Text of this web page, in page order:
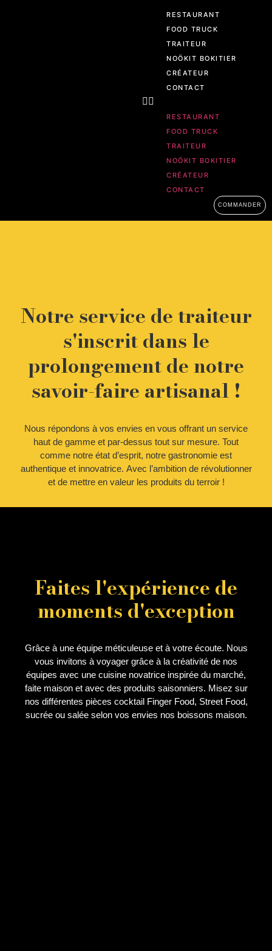
RESTAURANT
FOOD TRUCK
TRAITEUR
NOÖKIT BOKITIER
CRÉATEUR
CONTACT
RESTAURANT
FOOD TRUCK
TRAITEUR
NOÖKIT BOKITIER
CRÉATEUR
CONTACT
COMMANDER
Notre service de traiteur
s'inscrit dans le
prolongement de notre
savoir-faire artisanal !
Nous répondons à vos envies en vous offrant un service
haut de gamme et par-dessus tout sur mesure. Tout
comme notre état d’esprit, notre gastronomie est
authentique et innovatrice. Avec l’ambition de révolutionner
et de mettre en valeur les produits du terroir !
Faites l'expérience de
moments d'exception
Grâce à une équipe méticuleuse et à votre écoute. Nous
vous invitons à voyager grâce à la créativité de nos
équipes avec une cuisine novatrice inspirée du marché,
faite maison et avec des produits saisonniers. Misez sur
nos différentes pièces cocktail Finger Food, Street Food,
sucrée ou salée selon vos envies nos boissons maison.